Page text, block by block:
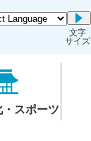
Go
文字
サイズ
スポーツ